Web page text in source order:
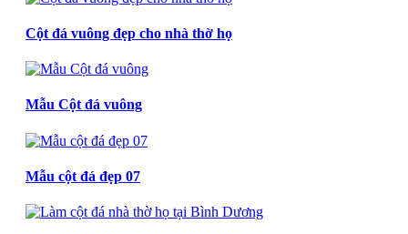
Cột đá vuông đẹp cho nhà thờ họ
Mẫu Cột đá vuông
Mẫu cột đá đẹp 07